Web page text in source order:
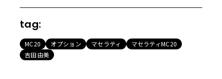
tag:
MC20 オプション マセラティ
マセラティMC20
吉田由美